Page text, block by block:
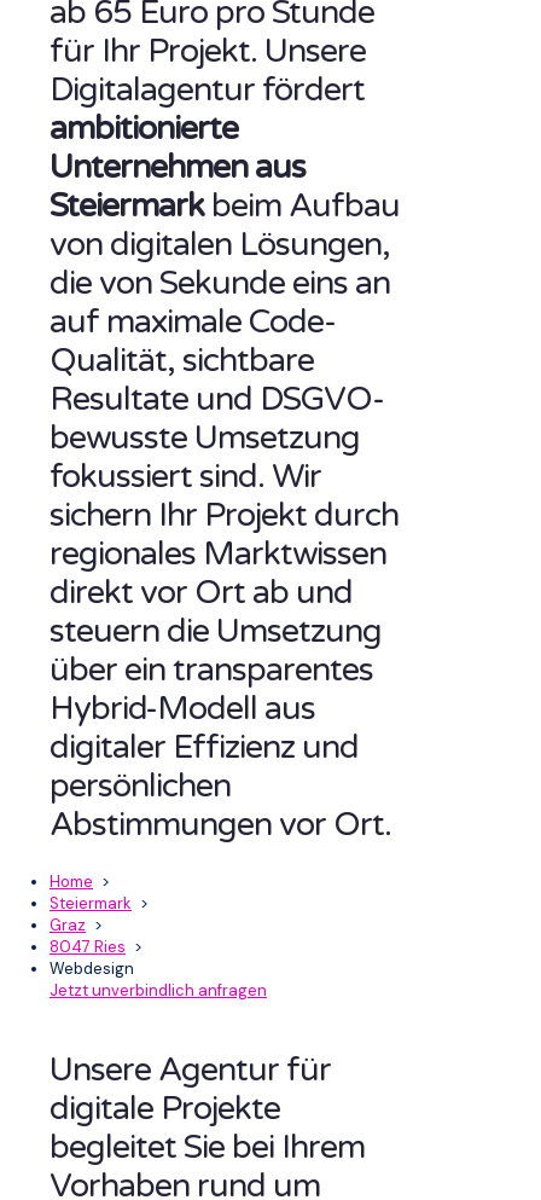
ab 65 Euro pro Stunde
für Ihr Projekt. Unsere
Digitalagentur fördert
ambitionierte
Unternehmen aus
Steiermarkbeim Aufbau
von digitalen Lösungen,
die von Sekunde eins an
auf maximale Code-
Qualität, sichtbare
Resultate und DSGVO-
bewusste Umsetzung
fokussiert sind. Wir
sichern Ihr Projekt durch
regionales Marktwissen
direkt vor Ort ab und
steuern die Umsetzung
über ein transparentes
Hybrid-Modell aus
digitaler Effizienz und
persönlichen
Abstimmungen vor Ort.
Home >
Steiermark >
Graz >
8047 Ries >
Webdesign
Jetzt unverbindlich anfragen
Unsere Agentur für
digitale Projekte
begleitet Sie bei Ihrem
Vorhaben rund um